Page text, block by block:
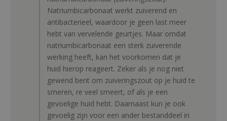
Natriumbicarbonaat werkt zuiverend en
antibacterieel, waardoor je geen last meer
hebt van vervelende geurtjes. Maar omdat
natriumbicarbonaat een sterk zuiverende
werking heeft, kan het voorkomen dat je
huid hierop reageert. Zeker als je nog niet
gewend bent om zuiveringszout op je huid te
smeren, re veel smeert, of als je een
gevoelige huid hebt. Daarnaast kun je ook
gevoelig zijn voor een ander bestanddeel in